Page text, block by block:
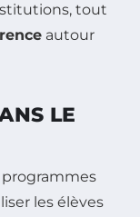
tout
autour
LE
programmes
les élèves